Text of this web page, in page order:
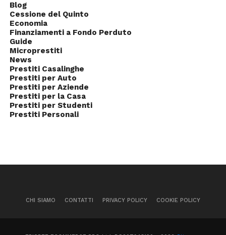
Blog
Cessione del Quinto
Economia
Finanziamenti a Fondo Perduto
Guide
Microprestiti
News
Prestiti Casalinghe
Prestiti per Auto
Prestiti per Aziende
Prestiti per la Casa
Prestiti per Studenti
Prestiti Personali
CHI SIAMO CONTATTI PRIVACY POLICY COOKIE POLICY